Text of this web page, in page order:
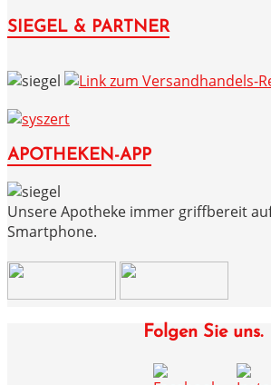
SIEGEL & PARTNER
APOTHEKEN-APP
Unsere Apotheke immer griffbereit
Smartphone.
Folgen Sie uns.